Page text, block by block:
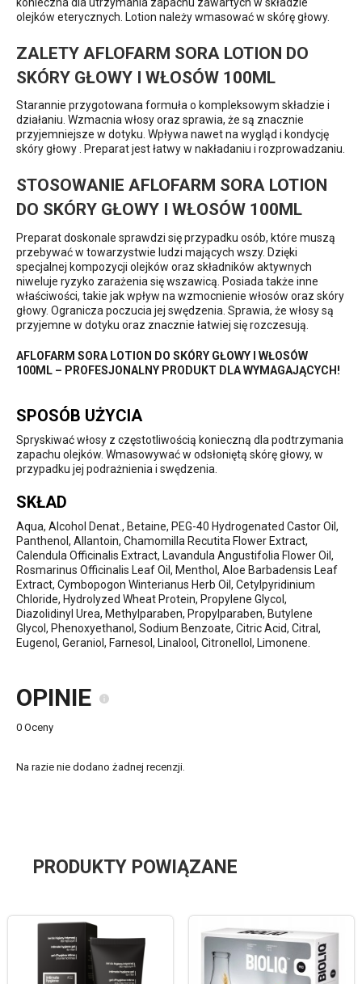
olejków eterycznych. Lotion należy wmasować w skórę głowy.
ZALETY AFLOFARM SORA LOTION DO
SKÓRY GŁOWY I WŁOSÓW 100ML
Starannie przygotowana formuła o kompleksowym składzie i
działaniu. Wzmacnia włosy oraz sprawia, że są znacznie
przyjemniejsze w dotyku. Wpływa nawet na wygląd i kondycję
skóry głowy . Preparat jest łatwy w nakładaniu i rozprowadzaniu.
STOSOWANIE AFLOFARM SORA LOTION
DO SKÓRY GŁOWY I WŁOSÓW 100ML
Preparat doskonale sprawdzi się przypadku osób, które muszą
przebywać w towarzystwie ludzi mających wszy. Dzięki
specjalnej kompozycji olejków oraz składników aktywnych
niweluje ryzyko zarażenia się wszawicą. Posiada także inne
właściwości, takie jak wpływ na wzmocnienie włosów oraz skóry
głowy. Ogranicza poczucia jej swędzenia. Sprawia, że włosy są
przyjemne w dotyku oraz znacznie łatwiej się rozczesują.
AFLOFARM SORA LOTION DO SKÓRY GŁOWY I WŁOSÓW
100ML – PROFESJONALNY PRODUKT DLA WYMAGAJĄCYCH!
SPOSÓB UŻYCIA
Spryskiwać włosy z częstotliwością konieczną dla podtrzymania
zapachu olejków. Wmasowywać w odsłoniętą skórę głowy, w
przypadku jej podrażnienia i swędzenia.
SKŁAD
Aqua, Alcohol Denat., Betaine, PEG-40 Hydrogenated Castor Oil,
Panthenol, Allantoin, Chamomilla Recutita Flower Extract,
Calendula Officinalis Extract, Lavandula Angustifolia Flower Oil,
Rosmarinus Officinalis Leaf Oil, Menthol, Aloe Barbadensis Leaf
Extract, Cymbopogon Winterianus Herb Oil, Cetylpyridinium
Chloride, Hydrolyzed Wheat Protein, Propylene Glycol,
Diazolidinyl Urea, Methylparaben, Propylparaben, Butylene
Glycol, Phenoxyethanol, Sodium Benzoate, Citric Acid, Citral,
Eugenol, Geraniol, Farnesol, Linalool, Citronellol, Limonene.
OPINIE
0 Oceny
Na razie nie dodano żadnej recenzji.
PRODUKTY POWIĄZANE